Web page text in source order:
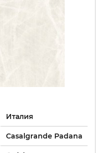
Италия
Casalgrande Padana